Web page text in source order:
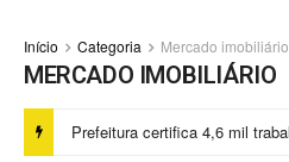
Início Categoria Mercado imobiliário
MERCADO IMOBILIÁRIO